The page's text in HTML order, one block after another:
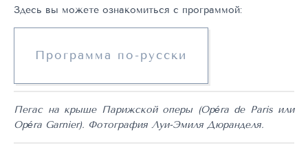
Здесь вы можете ознакомиться с программой:
Программа по-русски
Пегас на крыше Парижской оперы (Opéra de Paris или
Opéra Garnier). Фотография Луи-Эмиля Дюранделя.